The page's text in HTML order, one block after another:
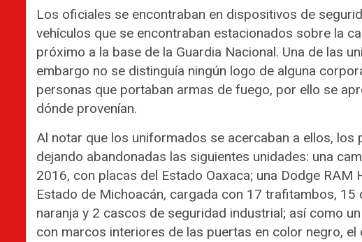
Los oficiales se encontraban en dispositivos de
vehículos que se encontraban estacionados sobre la
próximo a la base de la Guardia Nacional. Una de las
embargo no se distinguía ningún logo de alguna
personas que portaban armas de fuego, por ello se
dónde provenían.
Al notar que los uniformados se acercaban a ellos, los
dejando abandonadas las siguientes unidades: una
2016, con placas del Estado Oaxaca; una Dodge
Estado de Michoacán, cargada con 17 trafitambos,
naranja y 2 cascos de seguridad industrial; así como
con marcos interiores de las puertas en color negro,